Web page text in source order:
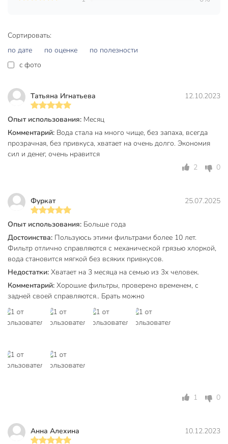
100% защита от протечек. Все соединения
Сменный картридж Барьер Expert Стандарт прост и
много времени, а наслаждаться чистой, вкусной и
полезной водой прямо из-под крана Вы сможете еще
о накипи: он позаботится не только о Вашем здоровье, но и
об окружающих Вас бытовых предметах: чайнике, утюге
или кофемашине.
Техническая информация
Производительность, л/мин
2 л/мин
°C
Максимальное рабочее давление,
бар
Число ступеней очистки
3
Размер фильтруемых частиц, мкм
5 мкм
Страна производства
Россия
Тип
Особенности
полипропиленовый
Сортировать:
по дате
по оценке
по полезности
c фото
Татьяна Игнатьева 12.10.2023
Опыт использования: Месяц
Комментарий: Вода стала на много чище, без запаха, всегда
прозрачная, без привкуса, хватает на очень долго. Экономия
сил и денег, очень нравится
2
0
Фуркат 25.07.2025
Опыт использования: Больше года
Достоинства: Пользуюсь этими фильтрами более 10 лет.
Фильтр отлично справляются с механической грязью хлоркой,
вода становится мягкой без всяких привкусов.
Недостатки: Хватает на 3 месяца на семью из 3х человек.
Комментарий: Хорошие фильтры, проверено временем, с
задней своей справляются.. Брать можно
1 0
Анна Алехина 10.12.2023